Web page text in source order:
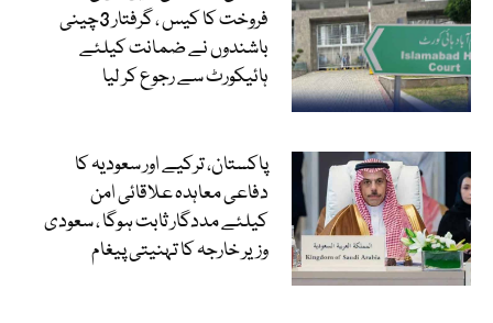
فروخت کا کیس ، گرفتار 3چینی
باشندوں نے ضمانت کیلئے
ہائیکورٹ سے رجوع کر لیا
پاکستان، ترکیے اور سعودیہ کا
دفاعی معاہدہ علاقائی امن
کیلئے مددگار ثابت ہوگا ، سعودی
وزیر خارجہ کا تہنیتی پیغام